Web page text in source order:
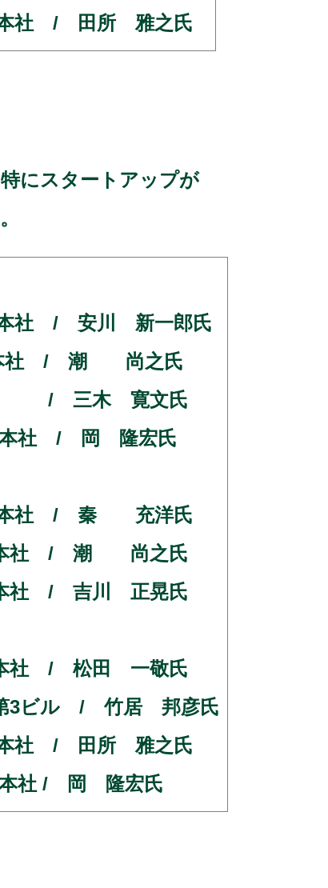
本社 / 田所 雅之氏
にスタートアップが
本社 / 安川 新一郎氏
本社 / 潮 尚之氏
館 / 三木 寛文氏
本社 / 岡 隆宏氏
京本社 / 秦 充洋氏
本社 / 潮 尚之氏
本社 / 吉川 正晃氏
本社 / 松田 一敬氏
第3ビル / 竹居 邦彦氏
本社 / 田所 雅之氏
本社 / 岡 隆宏氏